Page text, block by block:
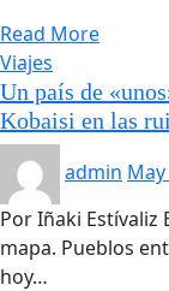
Read More
Viajes
Un país de
Kobaisi en las
admin
Por Iñaki Estívaliz
mapa. Pueblos
hoy…